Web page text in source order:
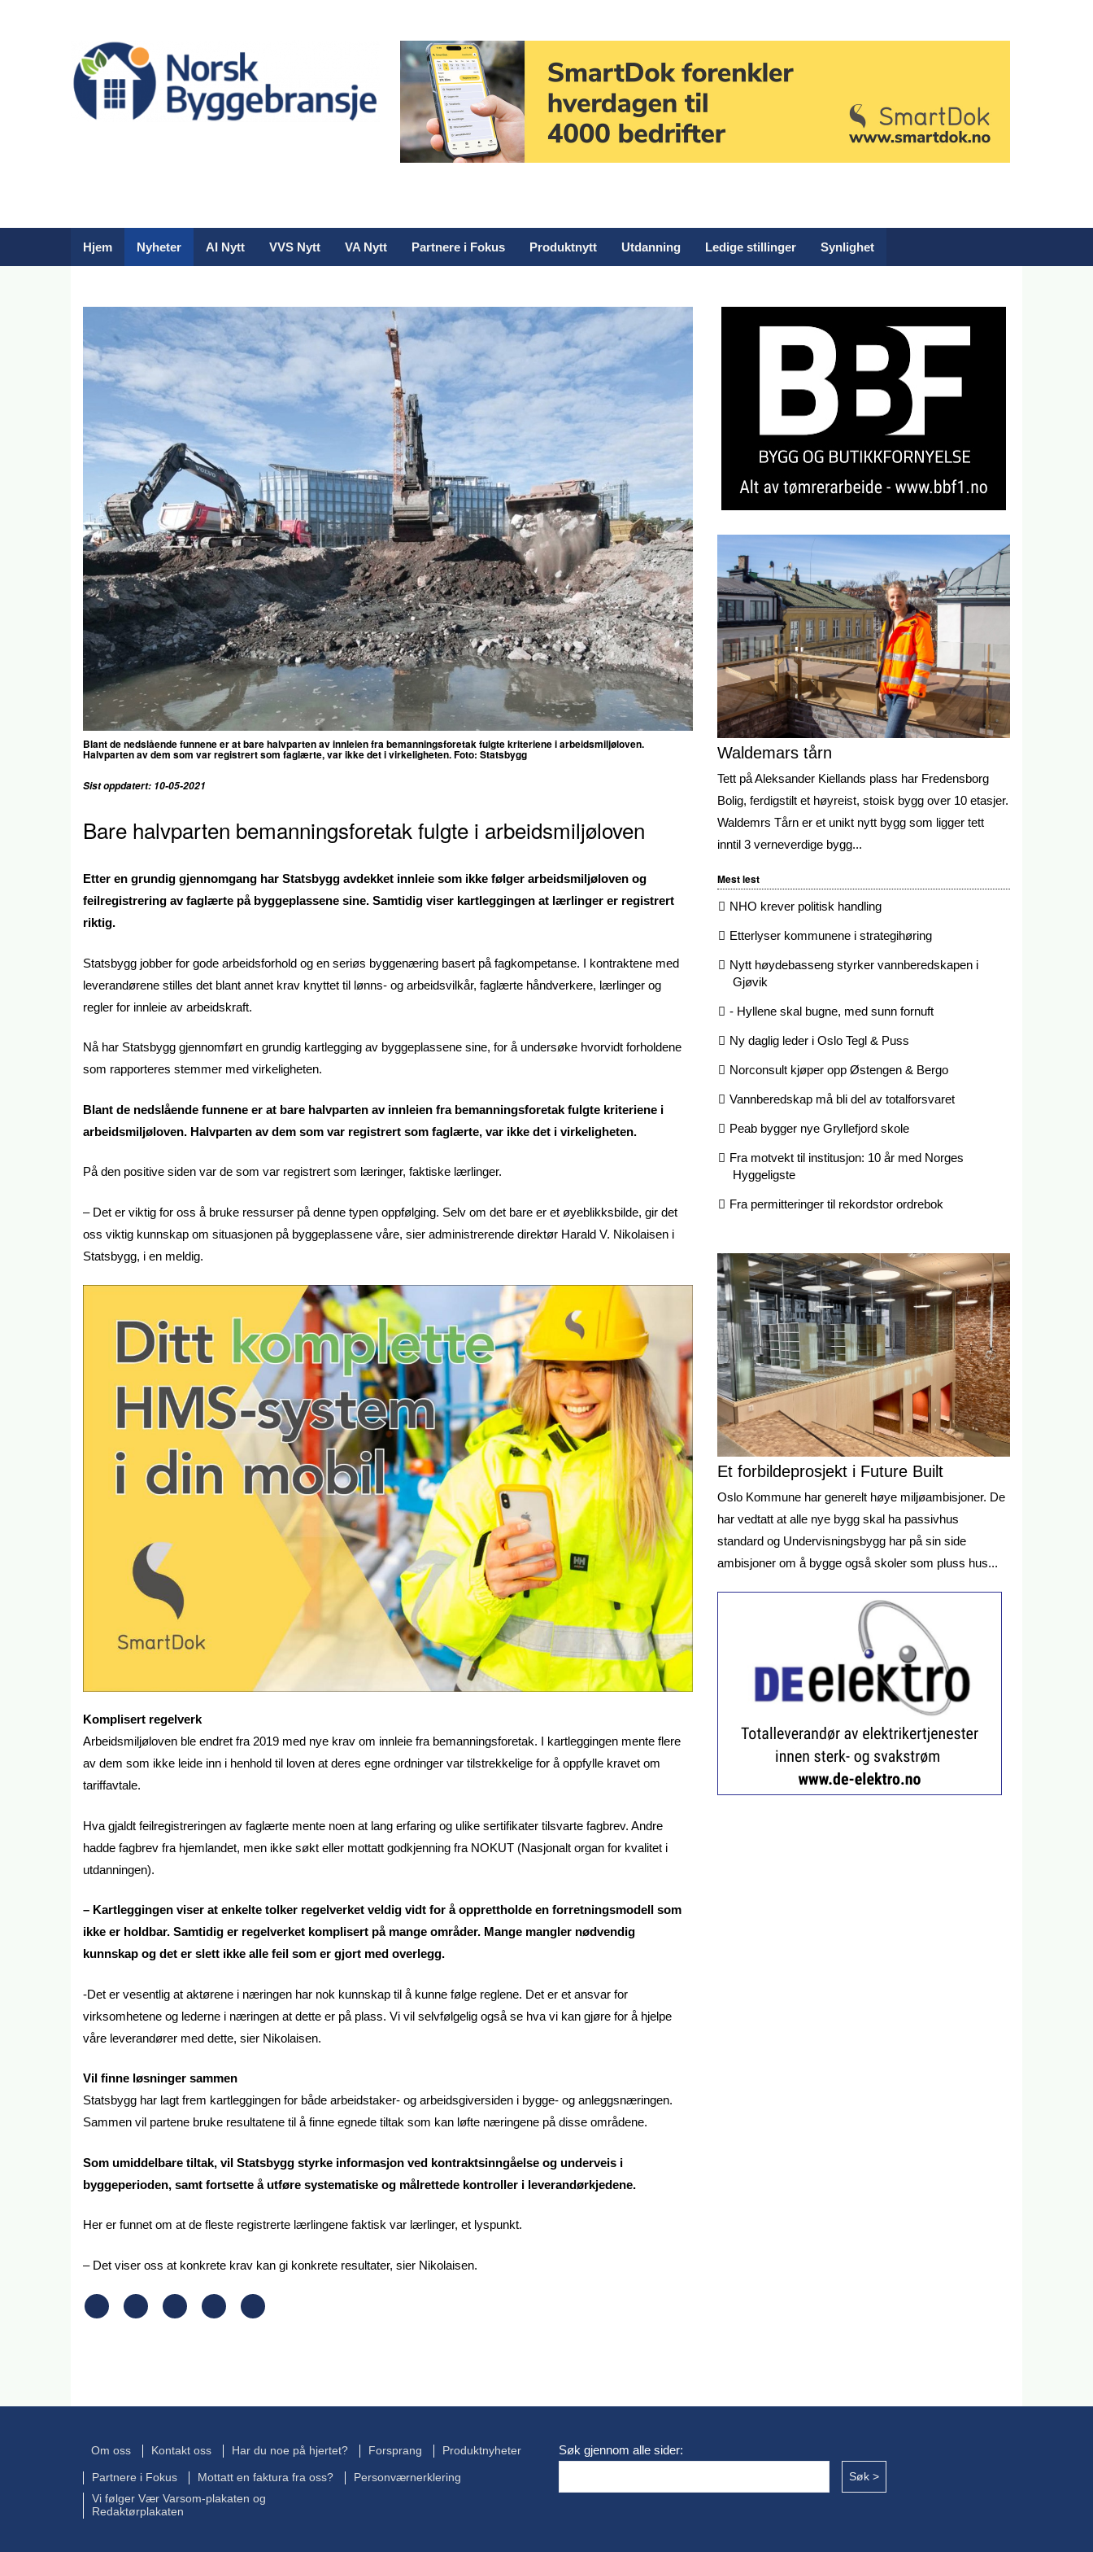
Hjem Nyheter AI Nytt VVS Nytt VA Nytt Partnere i Fokus Produktnytt Utdanning Ledige stillinger Synlighet
Blant de nedslående funnene er at bare halvparten av innleien fra bemanningsforetak fulgte kriteriene i arbeidsmiljøloven.
Halvparten av dem som var registrert som faglærte, var ikke det i virkeligheten. Foto: Statsbygg
Sist oppdatert: 10-05-2021
Bare halvparten bemanningsforetak fulgte i arbeidsmiljøloven
Etter en grundig gjennomgang har Statsbygg avdekket innleie som ikke følger arbeidsmiljøloven og
feilregistrering av faglærte på byggeplassene sine. Samtidig viser kartleggingen at lærlinger er registrert
riktig.
Statsbygg jobber for gode arbeidsforhold og en seriøs byggenæring basert på fagkompetanse. I kontraktene med
leverandørene stilles det blant annet krav knyttet til lønns- og arbeidsvilkår, faglærte håndverkere, lærlinger og
regler for innleie av arbeidskraft.
Nå har Statsbygg gjennomført en grundig kartlegging av byggeplassene sine, for å undersøke hvorvidt forholdene
som rapporteres stemmer med virkeligheten.
Blant de nedslående funnene er at bare halvparten av innleien fra bemanningsforetak fulgte kriteriene i
arbeidsmiljøloven. Halvparten av dem som var registrert som faglærte, var ikke det i virkeligheten.
På den positive siden var de som var registrert som læringer, faktiske lærlinger.
– Det er viktig for oss å bruke ressurser på denne typen oppfølging. Selv om det bare er et øyeblikksbilde, gir det
oss viktig kunnskap om situasjonen på byggeplassene våre, sier administrerende direktør Harald V. Nikolaisen i
Statsbygg, i en meldig.
Komplisert regelverk
Arbeidsmiljøloven ble endret fra 2019 med nye krav om innleie fra bemanningsforetak. I kartleggingen mente flere
av dem som ikke leide inn i henhold til loven at deres egne ordninger var tilstrekkelige for å oppfylle kravet om
tariffavtale.
Hva gjaldt feilregistreringen av faglærte mente noen at lang erfaring og ulike sertifikater tilsvarte fagbrev. Andre
hadde fagbrev fra hjemlandet, men ikke søkt eller mottatt godkjenning fra NOKUT (Nasjonalt organ for kvalitet i
utdanningen).
– Kartleggingen viser at enkelte tolker regelverket veldig vidt for å opprettholde en forretningsmodell som
ikke er holdbar. Samtidig er regelverket komplisert på mange områder. Mange mangler nødvendig
kunnskap og det er slett ikke alle feil som er gjort med overlegg.
-Det er vesentlig at aktørene i næringen har nok kunnskap til å kunne følge reglene. Det er et ansvar for
virksomhetene og lederne i næringen at dette er på plass. Vi vil selvfølgelig også se hva vi kan gjøre for å hjelpe
våre leverandører med dette, sier Nikolaisen.
Vil finne løsninger sammen
Statsbygg har lagt frem kartleggingen for både arbeidstaker- og arbeidsgiversiden i bygge- og anleggsnæringen.
Sammen vil partene bruke resultatene til å finne egnede tiltak som kan løfte næringene på disse områdene.
Som umiddelbare tiltak, vil Statsbygg styrke informasjon ved kontraktsinngåelse og underveis i
byggeperioden, samt fortsette å utføre systematiske og målrettede kontroller i leverandørkjedene.
Her er funnet om at de fleste registrerte lærlingene faktisk var lærlinger, et lyspunkt.
– Det viser oss at konkrete krav kan gi konkrete resultater, sier Nikolaisen.
Waldemars tårn
Tett på Aleksander Kiellands plass har Fredensborg
Bolig, ferdigstilt et høyreist, stoisk bygg over 10 etasjer.
Waldemrs Tårn er et unikt nytt bygg som ligger tett
inntil 3 verneverdige bygg...
Mest lest
NHO krever politisk handling
Etterlyser kommunene i strategihøring
Nytt høydebasseng styrker vannberedskapen i
Gjøvik
- Hyllene skal bugne, med sunn fornuft
Ny daglig leder i Oslo Tegl & Puss
Norconsult kjøper opp Østengen & Bergo
Vannberedskap må bli del av totalforsvaret
Peab bygger nye Gryllefjord skole
Fra motvekt til institusjon: 10 år med Norges
Hyggeligste
Fra permitteringer til rekordstor ordrebok
Et forbildeprosjekt i Future Built
Oslo Kommune har generelt høye miljøambisjoner. De
har vedtatt at alle nye bygg skal ha passivhus
standard og Undervisningsbygg har på sin side
ambisjoner om å bygge også skoler som pluss hus...
Om oss Kontakt oss Har du noe på hjertet? Forsprang Produktnyheter
Partnere i Fokus Mottatt en faktura fra oss?
Personværnerklering
Vi følger Vær Varsom-plakaten og
Redaktørplakaten
Søk gjennom alle sider: